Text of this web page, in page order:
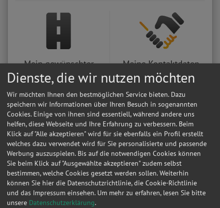
Mein gewünschter
Umkreis
Meine Kontaktdaten
Meine
Werkstattangebote
Mein Werkstattauftrag
Dienste, die wir nutzen möchten
Wir möchten Ihnen den bestmöglichen Service bieten. Dazu
speichern wir Informationen über Ihren Besuch in sogenannten
Cookies. Einige von ihnen sind essentiell, während andere uns
helfen, diese Webseite und Ihre Erfahrung zu verbessern. Beim
Klick auf "Alle akzeptieren" wird für sie ebenfalls ein Profil erstellt
welches dazu verwendet wird für Sie personalisierte und passende
Werbung auszuspielen. Bis auf die notwendigen Cookies können
Sie beim Klick auf "Ausgewählte akzeptieren" zudem selbst
bestimmen, welche Cookies gesetzt werden sollen. Weiterhin
können Sie hier die Datenschutzrichtlinie, die Cookie-Richtlinie
und das Impressum einsehen. Um mehr zu erfahren, lesen Sie bitte
unsere Datenschutzerklärung.